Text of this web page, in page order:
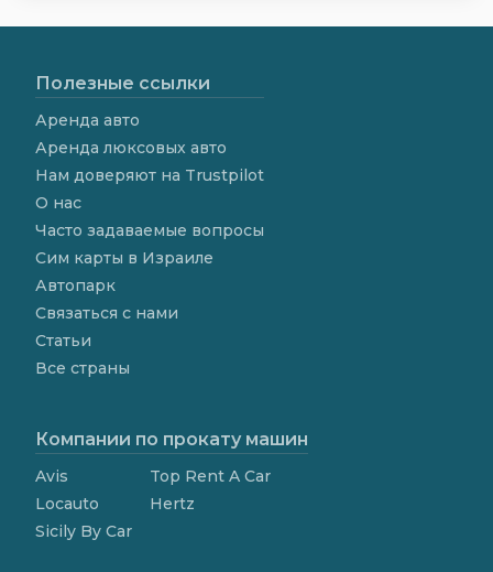
Полезные ссылки
Аренда авто
Аренда люксовых авто
Нам доверяют на Trustpilot
О нас
Часто задаваемые вопросы
Сим карты в Израиле
Автопарк
Связаться с нами
Статьи
Все страны
Компании по прокату машин
Avis
Locauto
Sicily By Car
Top Rent A Car
Hertz